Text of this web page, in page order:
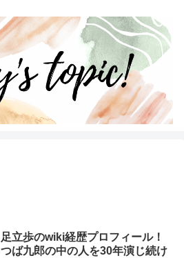
足立歩のwiki経歴プロフィール！
つば九郎の中の人を30年演じ続け